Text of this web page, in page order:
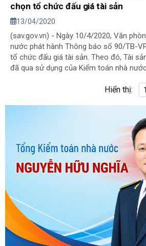
chọn tổ chức đấu giá tài sản
13/04/2020
(sav.gov.vn) - Ngày 10/4/2020, Văn
nước phát hành Thông báo số 90/TB-
tổ chức đấu giá tài sản. Theo đó, Tài
đã qua sử dụng của Kiểm toán nhà
bán đấu giá tài sản là 699.640.000
Hiển thị: